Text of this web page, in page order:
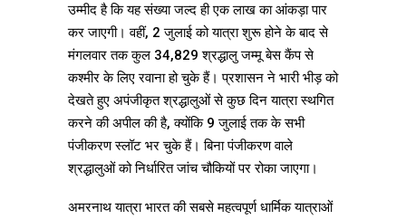
उम्मीद है कि यह संख्या जल्द ही एक लाख का आंकड़ा पार
कर जाएगी। वहीं, 2 जुलाई को यात्रा शुरू होने के बाद से
मंगलवार तक कुल 34,829 श्रद्धालु जम्मू बेस कैंप से
कश्मीर के लिए रवाना हो चुके हैं। प्रशासन ने भारी भीड़ को
देखते हुए अपंजीकृत श्रद्धालुओं से कुछ दिन यात्रा स्थगित
करने की अपील की है, क्योंकि 9 जुलाई तक के सभी
पंजीकरण स्लॉट भर चुके हैं। बिना पंजीकरण वाले
श्रद्धालुओं को निर्धारित जांच चौकियों पर रोका जाएगा।
अमरनाथ यात्रा भारत की सबसे महत्वपूर्ण धार्मिक यात्राओं